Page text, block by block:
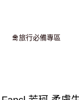
🛅旅行必備專區